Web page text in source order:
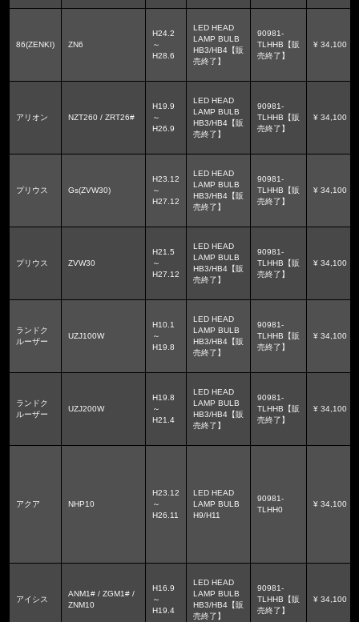
86(ZENKI) ZN6
H24.2
～
H28.6
LED HEAD
LAMP BULB
HB3/HB4【販
売終了】
90981-
TLHHB【販
売終了】
¥ 34,100
アリオン NZT260 / ZRT26#
H19.9
～
H26.9
LED HEAD
LAMP BULB
HB3/HB4【販
売終了】
90981-
TLHHB【販
売終了】
¥ 34,100
プリウス Gs(ZVW30)
H23.12
～
H27.12
LED HEAD
LAMP BULB
HB3/HB4【販
売終了】
90981-
TLHHB【販
売終了】
¥ 34,100
プリウス ZVW30
H21.5
～
H27.12
LED HEAD
LAMP BULB
HB3/HB4【販
売終了】
90981-
TLHHB【販
売終了】
¥ 34,100
ランドク
ルーザー
UZJ100W
H10.1
～
H19.8
LED HEAD
LAMP BULB
HB3/HB4【販
売終了】
90981-
TLHHB【販
売終了】
¥ 34,100
ランドク
ルーザー
UZJ200W
H19.8
～
H21.4
LED HEAD
LAMP BULB
HB3/HB4【販
売終了】
90981-
TLHHB【販
売終了】
¥ 34,100
アクア NHP10
H23.12
～
H26.11
LED HEAD
LAMP BULB
H9/H11
90981-
TLHH0
¥ 34,100
アイシス
ANM1# / ZGM1# /
ZNM10
H16.9
～
H19.4
LED HEAD
LAMP BULB
HB3/HB4【販
売終了】
90981-
TLHHB【販
売終了】
¥ 34,100